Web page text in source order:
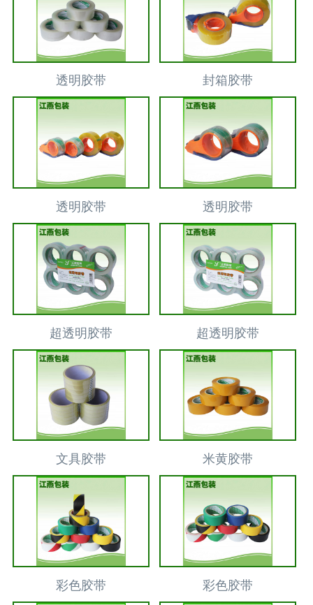
透明胶带 封箱胶带
透明胶带 透明胶带
超透明胶带 超透明胶带
文具胶带 米黄胶带
彩色胶带 彩色胶带